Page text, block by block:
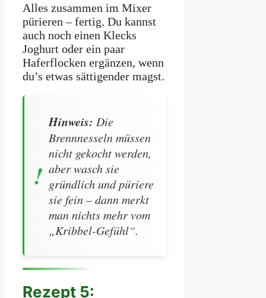
Alles zusammen im Mixer
pürieren – fertig. Du kannst
auch noch einen Klecks
Joghurt oder ein paar
Haferflocken ergänzen, wenn
du’s etwas sättigender magst.
Hinweis: Die
Brennnesseln müssen
nicht gekocht werden,
aber wasch sie
gründlich und püriere
sie fein – dann merkt
man nichts mehr vom
„Kribbel-Gefühl“.
Rezept 5: